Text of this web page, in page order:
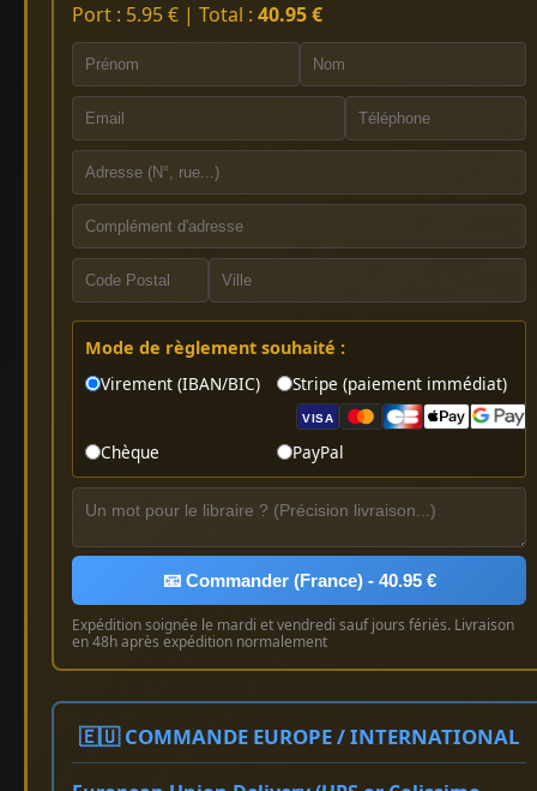
Port : 5.95 € | Total : 40.95 €
Mode de règlement souhaité :
Virement (IBAN/BIC)
Stripe (paiement immédiat)
VISA
Chèque PayPal
📧 Commander (France) - 40.95 €
Expédition soignée le mardi et vendredi sauf jours fériés. Livraison
en 48h après expédition normalement
🇪🇺 COMMANDE EUROPE / INTERNATIONAL